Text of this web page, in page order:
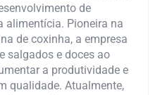
de
alimentícia. Pioneira na
de coxinha, a empresa
salgados e doces ao
a produtividade e
qualidade. Atualmente,